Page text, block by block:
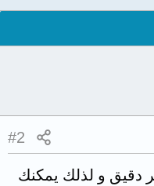
#2
دقيق و لذلك يمكنك